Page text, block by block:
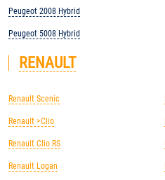
Peugeot 2008 Hybrid
Peugeot 5008 Hybrid
RENAULT
Renault Scenic
Renault >Clio
Renault Clio RS
Renault Logan